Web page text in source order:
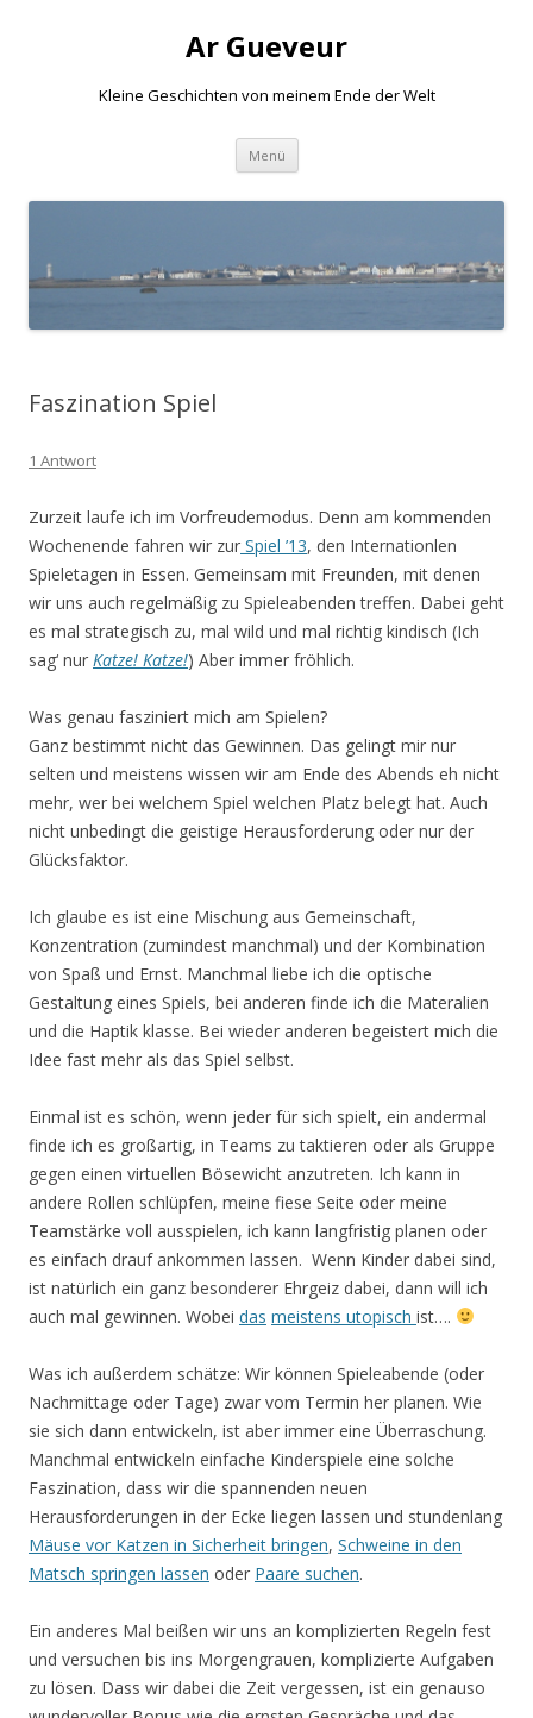
Ar Gueveur
Kleine Geschichten von meinem Ende der Welt
Menü Springe
Inhalt
Faszination Spiel
1 Antwort
Zurzeit laufe ich im Vorfreudemodus. Denn am kommenden
Wochenende fahren wir zur Spiel ’13, den Internationlen
Spieletagen in Essen. Gemeinsam mit Freunden, mit denen
wir uns auch regelmäßig zu Spieleabenden treffen. Dabei geht
es mal strategisch zu, mal wild und mal richtig kindisch (Ich
sag‘ nur Katze! Katze!) Aber immer fröhlich.
Was genau fasziniert mich am Spielen?
Ganz bestimmt nicht das Gewinnen. Das gelingt mir nur
selten und meistens wissen wir am Ende des Abends eh nicht
mehr, wer bei welchem Spiel welchen Platz belegt hat. Auch
nicht unbedingt die geistige Herausforderung oder nur der
Glücksfaktor.
Ich glaube es ist eine Mischung aus Gemeinschaft,
Konzentration (zumindest manchmal) und der Kombination
von Spaß und Ernst. Manchmal liebe ich die optische
Gestaltung eines Spiels, bei anderen finde ich die Materalien
und die Haptik klasse. Bei wieder anderen begeistert mich die
Idee fast mehr als das Spiel selbst.
Einmal ist es schön, wenn jeder für sich spielt, ein andermal
finde ich es großartig, in Teams zu taktieren oder als Gruppe
gegen einen virtuellen Bösewicht anzutreten. Ich kann in
andere Rollen schlüpfen, meine fiese Seite oder meine
Teamstärke voll ausspielen, ich kann langfristig planen oder
es einfach drauf ankommen lassen. Wenn Kinder dabei sind,
ist natürlich ein ganz besonderer Ehrgeiz dabei, dann will ich
auch mal gewinnen. Wobei das meistens utopisch ist….
Was ich außerdem schätze: Wir können Spieleabende (oder
Nachmittage oder Tage) zwar vom Termin her planen. Wie
sie sich dann entwickeln, ist aber immer eine Überraschung.
Manchmal entwickeln einfache Kinderspiele eine solche
Faszination, dass wir die spannenden neuen
Herausforderungen in der Ecke liegen lassen und stundenlang
Mäuse vor Katzen in Sicherheit bringen, Schweine in den
Matsch springen lassen oder Paare suchen.
Ein anderes Mal beißen wir uns an komplizierten Regeln fest
und versuchen bis ins Morgengrauen, komplizierte Aufgaben
zu lösen. Dass wir dabei die Zeit vergessen, ist ein genauso